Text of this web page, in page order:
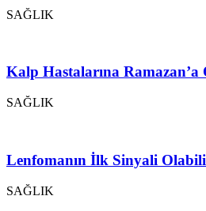
SAĞLIK
Kalp Hastalarına
SAĞLIK
Lenfomanın İlk Sinyali
SAĞLIK